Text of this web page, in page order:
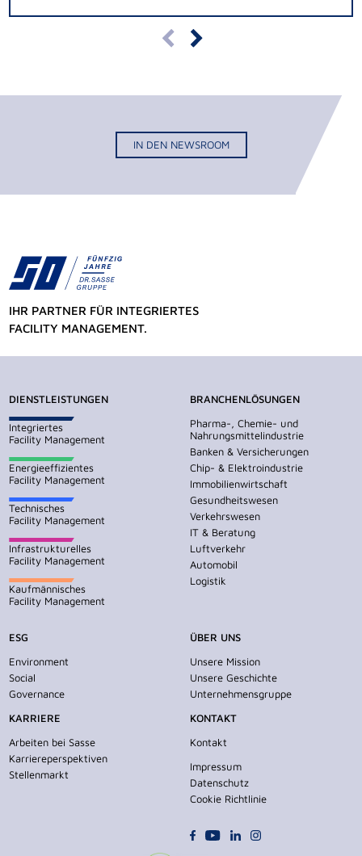
IN DEN NEWSROOM
IHR PARTNER FÜR INTEGRIERTES
FACILITY MANAGEMENT.
DIENSTLEISTUNGEN
Integriertes
Facility Management
Energieeffizientes
Facility Management
Technisches
Facility Management
Infrastrukturelles
Facility Management
Kaufmännisches
Facility Management
BRANCHENLÖSUNGEN
Pharma-, Chemie- und
Nahrungsmittelindustrie
Banken & Versicherungen
Chip- & Elektroindustrie
Immobilienwirtschaft
Gesundheitswesen
Verkehrswesen
IT & Beratung
Luftverkehr
Automobil
Logistik
ESG
Environment
Social
Governance
KARRIERE
Arbeiten bei Sasse
Karriereperspektiven
Stellenmarkt
ÜBER UNS
Unsere Mission
Unsere Geschichte
Unternehmensgruppe
KONTAKT
Kontakt
Impressum
Datenschutz
Cookie Richtlinie